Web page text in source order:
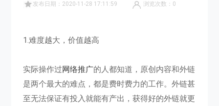
发布日期：2020-11-28 17:11:59 浏览次数： 0
1.难度越大，价值越高
实际操作过网络推广的人都知道，原创内容和外链
是两个最大的难点，都是费时费力的工作。外链甚
至无法保证有投入就能有产出，获得好的外链就更